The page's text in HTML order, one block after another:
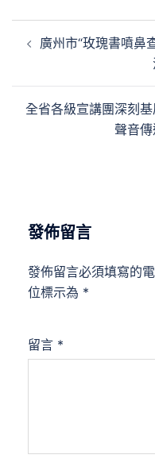
章
覽
廣州市“玫瑰書噴鼻
全省各級宣講團深刻
聲音
發佈留言
發佈留言必須填寫的
位標示為 *
留言 *